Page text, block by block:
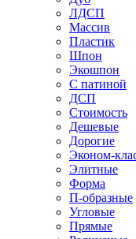
ЛДСП
Массив
Пластик
Шпон
Экошпон
С патиной
ДСП
Стоимость
Дешевые
Дорогие
Эконом-
Элитные
Форма
П-образные
Угловые
Прямые